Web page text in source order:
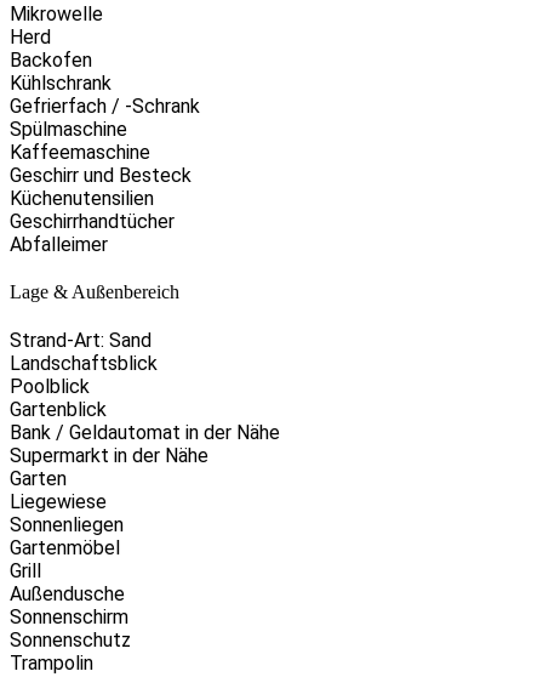
Mikrowelle
Herd
Backofen
Kühlschrank
Gefrierfach / -Schrank
Spülmaschine
Kaffeemaschine
Geschirr und Besteck
Küchenutensilien
Geschirrhandtücher
Abfalleimer
Lage & Außenbereich
Strand-Art: Sand
Landschaftsblick
Poolblick
Gartenblick
Bank / Geldautomat in der Nähe
Supermarkt in der Nähe
Garten
Liegewiese
Sonnenliegen
Gartenmöbel
Grill
Außendusche
Sonnenschirm
Sonnenschutz
Trampolin